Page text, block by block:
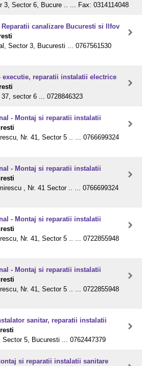
3, Sector 6, Bucure .. ... Fax: 0314114048
canalizare Bucuresti si Ilfov
Sector 3, Bucuresti ... 0767561530
executie, reparatii instalatii electrice
sector 6 ... 0728846323
- Montaj si reparatii instalatii
Nr. 41, Sector 5 .. ... 0766699324
- Montaj si reparatii instalatii
, Nr. 41 Sector .. ... 0766699324
- Montaj si reparatii instalatii
Nr. 41, Sector 5 .. ... 0722855948
- Montaj si reparatii instalatii
Nr. 41, Sector 5 .. ... 0722855948
sanitar, reparatii instalatii
Sector 5, Bucuresti ... 0762447379
si reparatii instalatii sanitare